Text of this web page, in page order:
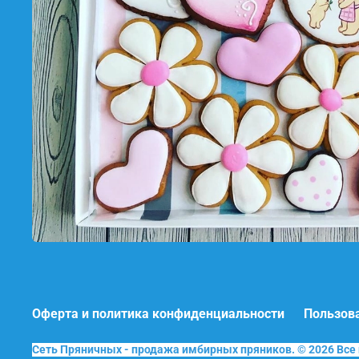
Оферта и политика конфиденциальности
Сеть Пряничных - продажа имбирных пряников. © 2026